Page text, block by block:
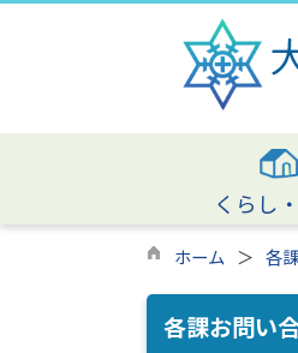
くらし
ホーム 各
各課お問い